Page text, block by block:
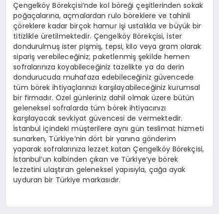
Çengelköy Börekçisi’nde kol böreği çeşitlerinden sokak
poğaçalarına, açmalardan rulo böreklere ve tahinli
çöreklere kadar birçok hamur işi ustalıkla ve büyük bir
titizlikle üretilmektedir. Çengelköy Börekçisi, ister
dondurulmuş ister pişmiş, tepsi, kilo veya gram olarak
sipariş verebileceğiniz; paketlenmiş şekilde hemen
sofralarınıza koyabileceğiniz tazelikte ya da derin
dondurucuda muhafaza edebileceğiniz güvencede
tüm börek ihtiyaçlarınızı karşılayabileceğiniz kurumsal
bir firmadır. Özel günleriniz dahil olmak üzere bütün
geleneksel sofralarda tüm börek ihtiyacınızı
karşılayacak sevkiyat güvencesi de vermektedir.
İstanbul içindeki müşterilere aynı gün teslimat hizmeti
sunarken, Türkiye’nin dört bir yanına gönderim
yaparak sofralarınıza lezzet katan Çengelköy Börekçisi,
İstanbul’un kalbinden çıkan ve Türkiye’ye börek
lezzetini ulaştıran geleneksel yapısıyla, çağa ayak
uyduran bir Türkiye markasıdır.